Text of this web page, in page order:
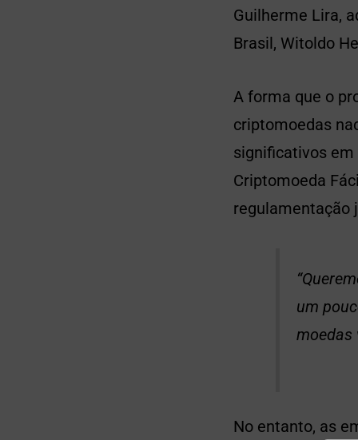
Guilherme Lira,
Brasil, Witoldo
A forma que o
criptomoedas
significativos em
Criptomoeda
regulamentação
um
moedas
No entanto, as